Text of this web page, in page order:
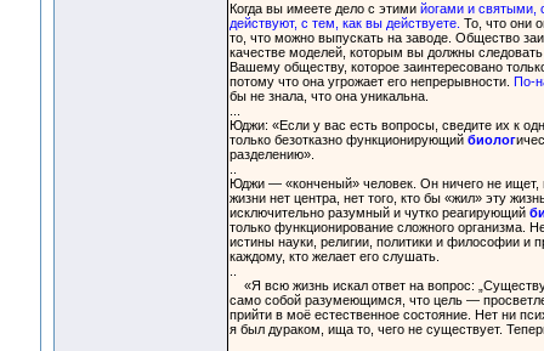
Когда вы имеете дело с этими йогами и святыми,
действуют, с тем, как вы действуете. То, что они
то, что можно выпускать на заводе. Общество
качестве моделей, которым вы должны
Вашему обществу, которое заинтересовано
потому что она угрожает его непрерывности.
По-
бы не знала, что она уникальна.
Юджи: «Если у вас есть вопросы, сведите их к
только безотказно функционирующий биолог
разделению».
Юджи — «конченый» человек. Он ничего не ищет,
жизни нет центра, нет того, кто бы «жил» эту
исключительно разумный и чутко реагирующий
только функционирование сложного организма.
истины науки, религии, политики и философии и
каждому, кто желает его слушать.
«Я всю жизнь искал ответ на вопрос:
само собой разумеющимся, что цель —
прийти в моё естественное состояние. Нет ни
я был дураком, ища то, чего не существует.